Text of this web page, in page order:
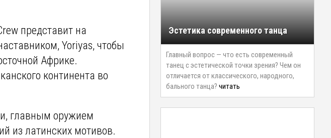
представит на
Yoriyas, чтобы
Африке.
континента во
главным оружием
из латинских мотивов.
Эстетика современного танца
Главный вопрос — что есть современный
танец с эстетической точки зрения? Чем он
отличается от классического, народного,
бального танца? читать